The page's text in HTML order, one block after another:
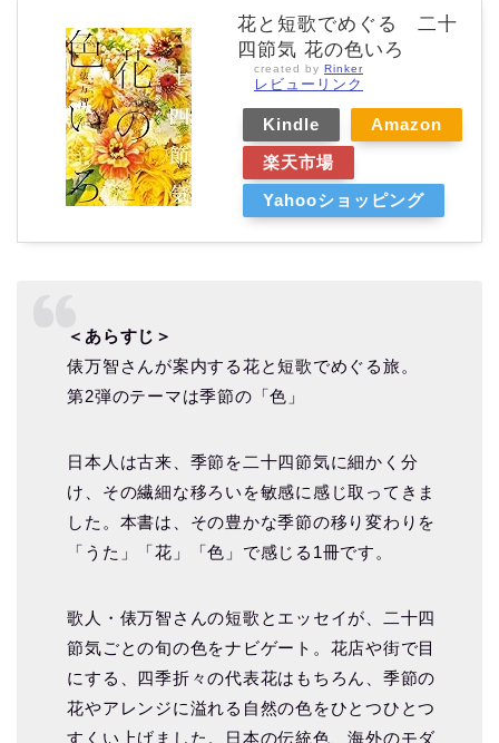
花と短歌でめぐる 二十
四節気 花の色いろ
created by Rinker
レビューリンク
Kindle
Amazon
楽天市場
Yahooショッピング
＜あらすじ＞
俵万智さんが案内する花と短歌でめぐる旅。
第2弾のテーマは季節の「色」
日本人は古来、季節を二十四節気に細かく分
け、その繊細な移ろいを敏感に感じ取ってきま
した。本書は、その豊かな季節の移り変わりを
「うた」「花」「色」で感じる1冊です。
歌人・俵万智さんの短歌とエッセイが、二十四
節気ごとの旬の色をナビゲート。花店や街で目
にする、四季折々の代表花はもちろん、季節の
花やアレンジに溢れる自然の色をひとつひとつ
すくい上げました。日本の伝統色、海外のモダ